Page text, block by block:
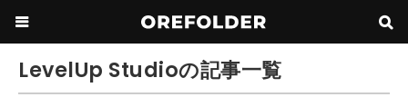
LevelUp Studioの記事一覧